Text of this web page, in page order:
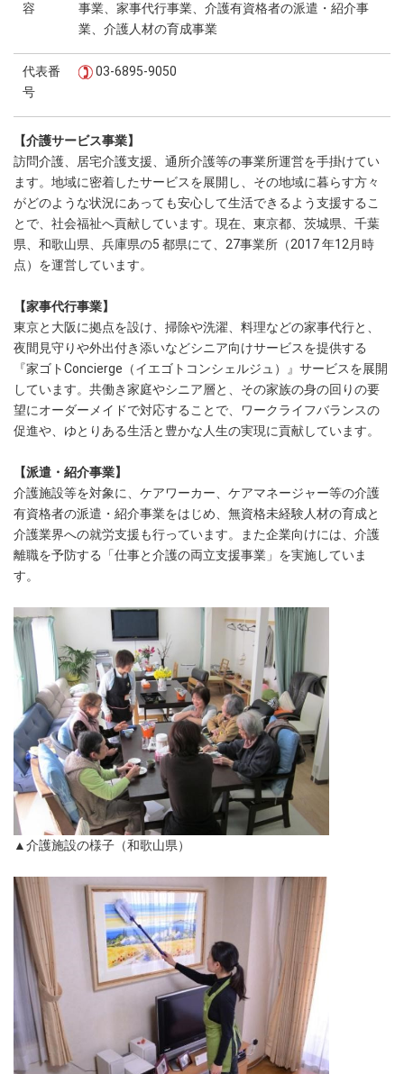
容
事業、家事代行事業、介護有資格者の派遣・紹介事
業、介護人材の育成事業
代表番
号
03-6895-9050
【介護サービス事業】
訪問介護、居宅介護支援、通所介護等の事業所運営を手掛けてい
ます。地域に密着したサービスを展開し、その地域に暮らす方々
がどのような状況にあっても安心して生活できるよう支援するこ
とで、社会福祉へ貢献しています。現在、東京都、茨城県、千葉
県、和歌山県、兵庫県の5 都県にて、27事業所（2017 年12月時
点）を運営しています。
【家事代行事業】
東京と大阪に拠点を設け、掃除や洗濯、料理などの家事代行と、
夜間見守りや外出付き添いなどシニア向けサービスを提供する
『家ゴトConcierge（イエゴトコンシェルジュ）』サービスを展開
しています。共働き家庭やシニア層と、その家族の身の回りの要
望にオーダーメイドで対応することで、ワークライフバランスの
促進や、ゆとりある生活と豊かな人生の実現に貢献しています。
【派遣・紹介事業】
介護施設等を対象に、ケアワーカー、ケアマネージャー等の介護
有資格者の派遣・紹介事業をはじめ、無資格未経験人材の育成と
介護業界への就労支援も行っています。また企業向けには、介護
離職を予防する「仕事と介護の両立支援事業」を実施していま
す。
▲介護施設の様子（和歌山県）